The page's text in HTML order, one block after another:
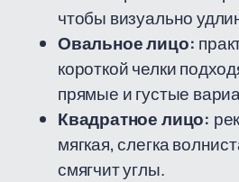
чтобы визуально
Овальное лицо:
короткой челки
прямые и густые
Квадратное лицо:
мягкая, слегка
смягчит углы.